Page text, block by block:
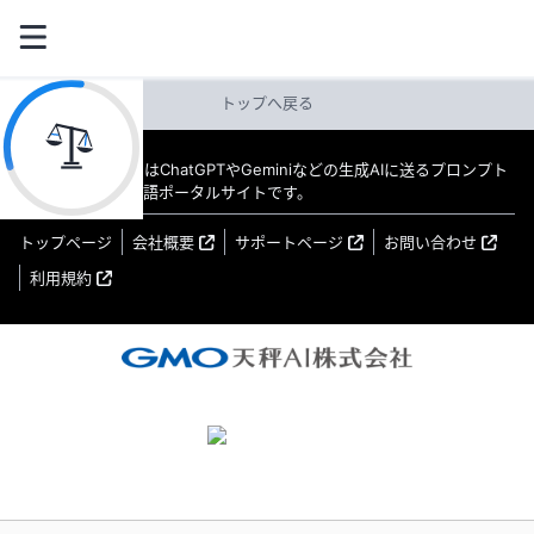
トップへ戻る
教えてAI byGMO はChatGPTやGeminiなどの生成AIに送るプロンプト
（指示文）の日本語ポータルサイトです。
トップページ 会社概要 サポートページ
お問い合わせ
利用規約